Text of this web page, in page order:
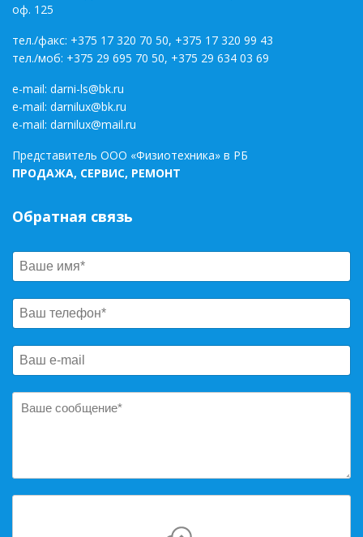
оф. 125
тел./факс: +375 17 320 70 50, +375 17 320 99 43
тел./моб: +375 29 695 70 50, +375 29 634 03 69
e-mail: darni-ls@bk.ru
e-mail: darnilux@bk.ru
e-mail: darnilux@mail.ru
Представитель ООО «Физиотехника» в РБ
ПРОДАЖА, СЕРВИС, РЕМОНТ
Обратная связь